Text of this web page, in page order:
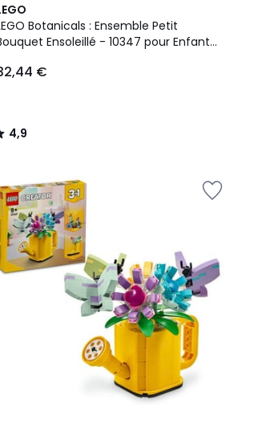
Botanicals : Ensemble Petit
Ensoleillé - 10347 pour Enfants
€
4,9
/ 5
4,9